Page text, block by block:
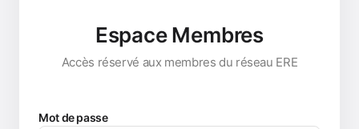
Espace Membres
Accès réservé aux membres du réseau ERE
Mot de passe